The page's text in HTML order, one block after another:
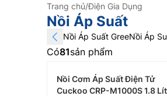
Trang chủ/Điện Gia Dụng
Nồi Áp Suất
Nồi Áp Suất GreeNồi Áp
Có81sản phẩm
Nồi Cơm Áp Suất Điện Tử
Cuckoo CRP-M1000S 1.8 Lít